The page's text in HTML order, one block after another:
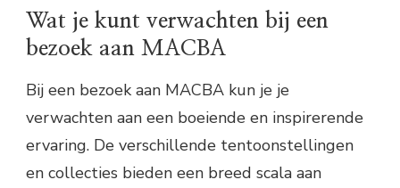
Wat je kunt verwachten bij een
bezoek aan MACBA
Bij een bezoek aan MACBA kun je je
verwachten aan een boeiende en inspirerende
ervaring. De verschillende tentoonstellingen
en collecties bieden een breed scala aan